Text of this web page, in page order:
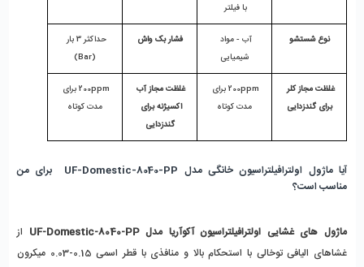
با فیلتر
نوع شستشو
شیمیایی
فشار بک واش
(Bar)
غلظت مجاز کلر
برای گندزدایی
مدت کوتاه
گندزدایی
مدت کوتاه
آیا ماژول اولترافیلتراسیون خانگی مدل UF-Domestic-8040-PP  برای من
مناسب است؟
ماژول های غشایی اولترافیلتراسیون آکوآریا مدل UF-Domestic-8040-PP